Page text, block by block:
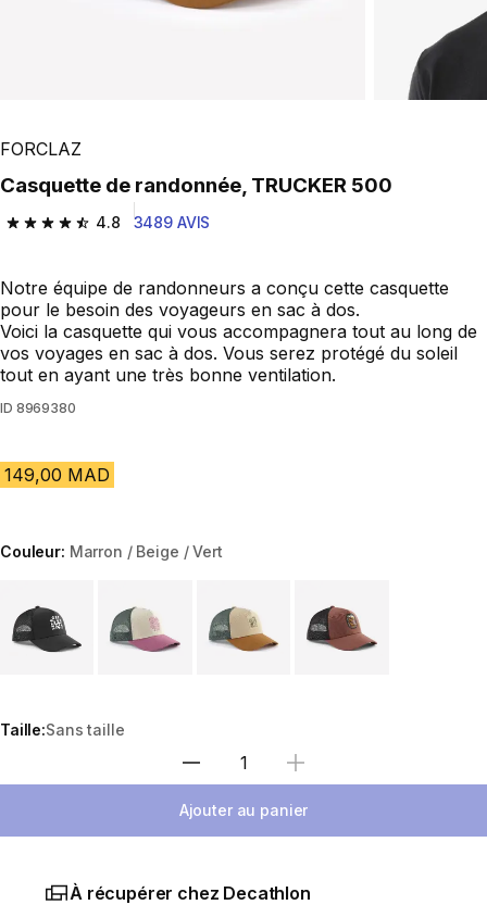
FORCLAZ
Casquette de randonnée, TRUCKER 500
4.8
4.8 out of 5 stars from 3489 reviews
3489 AVIS
Notre équipe de randonneurs a conçu cette casquette
pour le besoin des voyageurs en sac à dos.
Voici la casquette qui vous accompagnera tout au long de
vos voyages en sac à dos. Vous serez protégé du soleil
tout en ayant une très bonne ventilation.
ID 8969380
149,00 MAD
Couleur: Marron / Beige / Vert
Taille:Sans taille
Sélectionnez la quantité
Ajouter au panier
À récupérer chez Decathlon